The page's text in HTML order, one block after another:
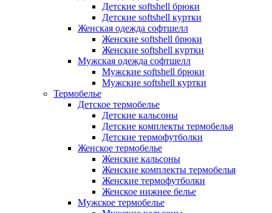
Детские softshell брюки
Детские softshell куртки
Женская одежда софтшелл
Женские softshell брюки
Женские softshell куртки
Мужская одежда софтшелл
Мужские softshell брюки
Мужские softshell куртки
Термобелье
Детское термобелье
Детские кальсоны
Детские комплекты термобелья
Детские термофутболки
Женское термобелье
Женские кальсоны
Женские комплекты термобелья
Женские термофутболки
Женское нижнее белье
Мужское термобелье